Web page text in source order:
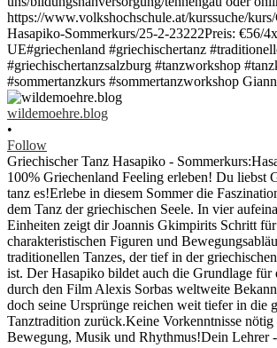
wildemoehre.blog
•
Follow
Griechischer Tanz Hasapiko -
100% Griechenland Feeling erleben! Du liebst
tanz es!Erlebe in diesem Sommer die
dem Tanz der griechischen Seele. In vier
Einheiten zeigt dir Joannis Gkimpirits Schritt
charakteristischen Figuren und
traditionellen Tanzes, der tief in der
ist. Der Hasapiko bildet auch die Grundlage für
durch den Film Alexis Sorbas weltweite
doch seine Ursprünge reichen weit tiefer in die
Tanztradition zurück.Keine Vorkenntnisse nötig
Bewegung, Musik und Rhythmus!Dein Lehrer